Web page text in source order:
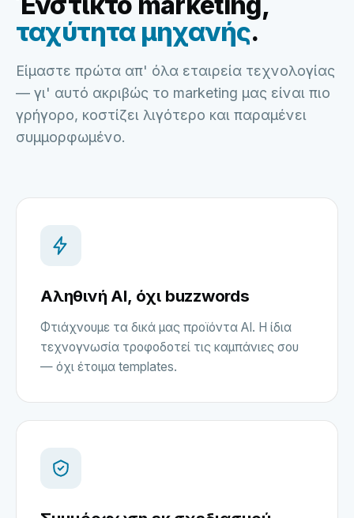
ταχύτητα μηχανής.
Είμαστε πρώτα απ' όλα εταιρεία τεχνολογίας
— γι' αυτό ακριβώς το marketing μας είναι πιο
γρήγορο, κοστίζει λιγότερο και παραμένει
συμμορφωμένο.
Αληθινή AI, όχι buzzwords
Φτιάχνουμε τα δικά μας προϊόντα AI. Η ίδια
τεχνογνωσία τροφοδοτεί τις καμπάνιες σου
— όχι έτοιμα templates.